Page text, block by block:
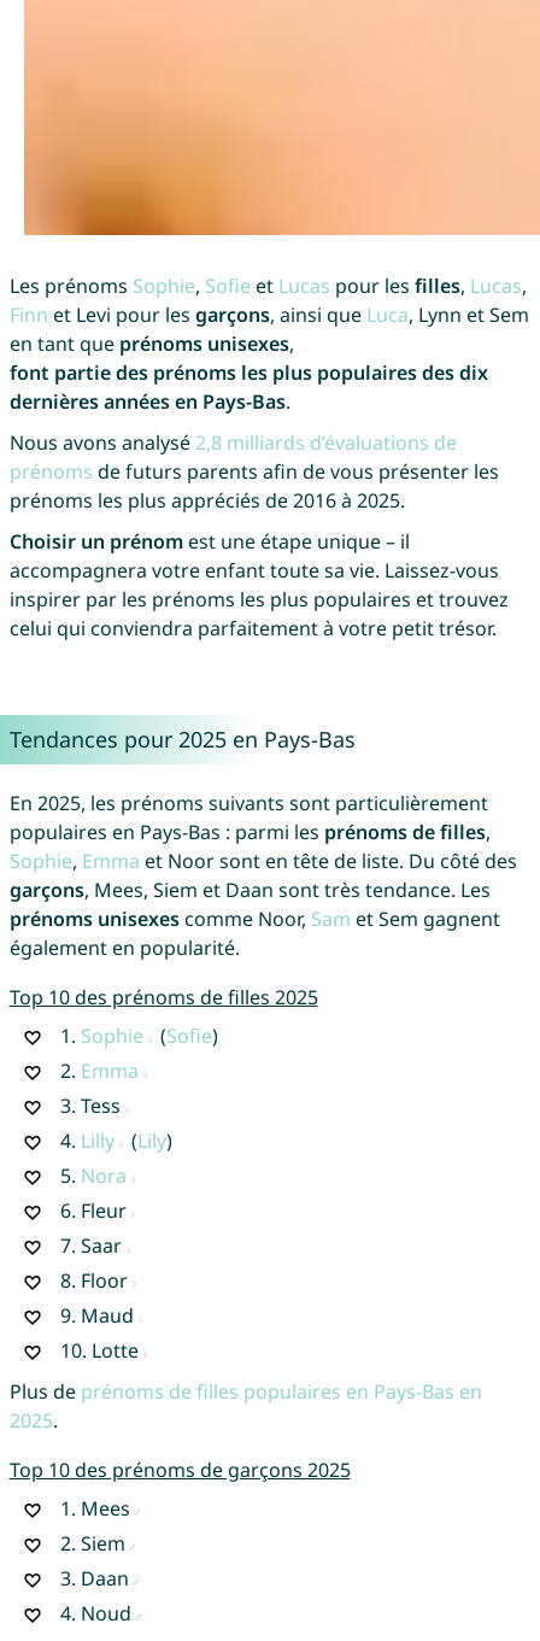
Les prénoms Sophie, Sofie et Lucas pour les filles, Lucas,
Finn et Levi pour les garçons, ainsi que Luca, Lynn et Sem
en tant que prénoms unisexes,
font partie des prénoms les plus populaires des dix
dernières années en Pays-Bas.
Nous avons analysé2,8 milliards d’évaluations de
prénoms de futurs parents afin de vous présenter les
prénoms les plus appréciés de 2016 à 2025.
Choisir un prénomest une étape unique – il
accompagnera votre enfant toute sa vie. Laissez-vous
inspirer par les prénoms les plus populaires et trouvez
celui qui conviendra parfaitement à votre petit trésor.
Tendances pour 2025 en Pays-Bas
En 2025, les prénoms suivants sont particulièrement
populaires en Pays-Bas : parmi les prénoms de filles,
Sophie, Emma et Noor sont en tête de liste. Du côté des
garçons, Mees, Siem et Daan sont très tendance. Les
prénoms unisexescomme Noor, Sam et Sem gagnent
également en popularité.
Top 10 des prénoms de filles 2025
1. Sophie (Sofie)
2. Emma
3. Tess
4. Lilly (Lily)
5. Nora
6. Fleur
7. Saar
8. Floor
9. Maud
10. Lotte
Plus de prénoms de filles populaires en Pays-Bas en
2025.
Top 10 des prénoms de garçons 2025
1. Mees
2. Siem
3. Daan
4. Noud